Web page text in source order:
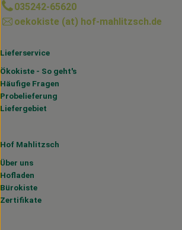
035242-65620
oekokiste (at) hof-mahlitzsch.de
Lieferservice
Ökokiste - So geht's
Häufige Fragen
Probelieferung
Liefergebiet
Hof Mahlitzsch
Über uns
Hofladen
Bürokiste
Zertifikate